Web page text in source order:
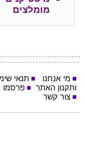
מומלצים
■ מי אנחנו ■ תנאי
ותקנון האתר ■ פרסמו
■ צור קשר